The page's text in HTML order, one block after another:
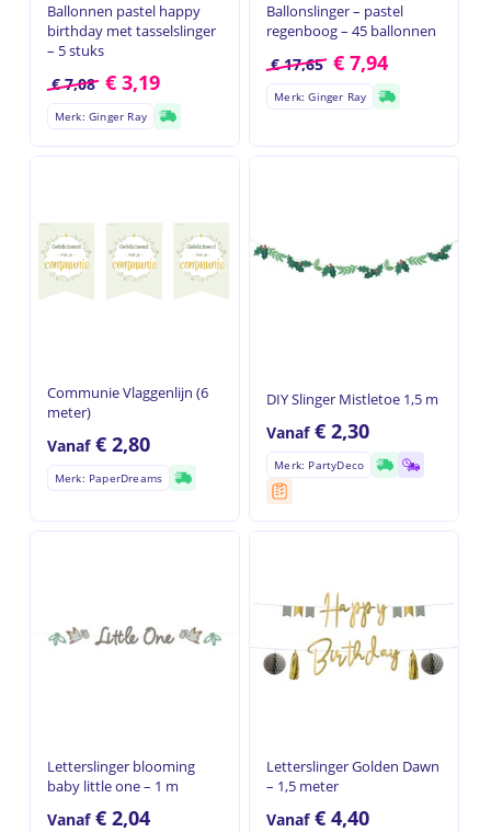
Ballonnen pastel happy
birthday met tasselslinger
– 5 stuks
€7,08 € 3,19
Merk: Ginger Ray
Ballonslinger – pastel
regenboog – 45 ballonnen
€17,65 €7,94
Merk: Ginger Ray
Communie Vlaggenlijn (6
meter)
Vanaf€ 2,80
Merk: PaperDreams
DIY Slinger Mistletoe 1,5 m
Vanaf€2,30
Merk: PartyDeco
Letterslinger blooming
baby little one – 1 m
Vanaf€ 2,04
Letterslinger Golden Dawn
– 1,5 meter
Vanaf€4,40